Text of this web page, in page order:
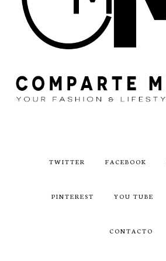
TWITTER FACEBOOK
PINTEREST YOU TUBE
CONTACTO